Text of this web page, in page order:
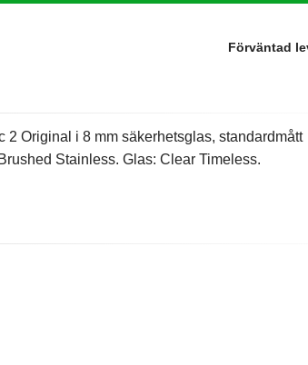
Förväntad
2 Original i 8 mm säkerhetsglas, standardmått
Stainless. Glas: Clear Timeless.